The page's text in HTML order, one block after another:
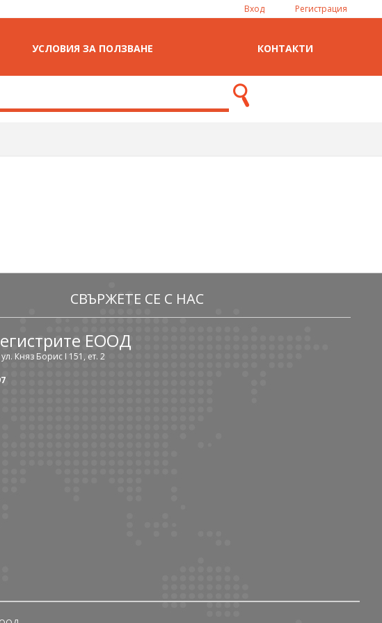
Вход Регистрация
УСЛОВИЯ ЗА ПОЛЗВАНЕ КОНТАКТИ
СВЪРЖЕТЕ СЕ С НАС
ЕООД
Княз Борис I 151, ет. 2